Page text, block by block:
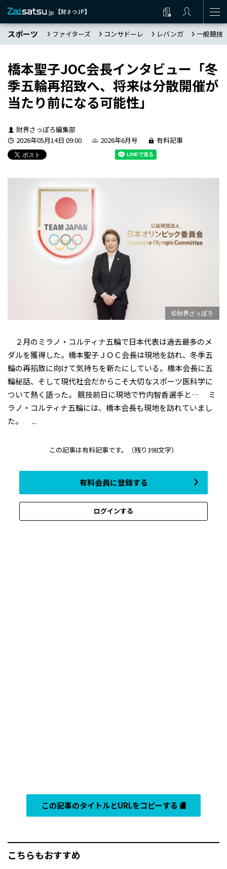
スポーツ ファイターズ コンサドーレ レバンガ 一般競技
橋本聖子JOC会長インタビュー「冬
季五輪再招致へ、将来は分散開催が
当たり前になる可能性」
財界さっぽろ編集部
2026年05月14日 09:00
2026年6月号 有料記事
©財界さっぽろ
２月のミラノ・コルティナ五輪で日本代表は過去最多のメ
ダルを獲得した。橋本聖子ＪＯＣ会長は現地を訪れ、冬季五
輪の再招致に向けて気持ちを新たにしている。橋本会長に五
輪秘話、そして現代社会だからこそ大切なスポーツ医科学に
ついて熱く語った。 競技前日に現地で竹内智香選手と… ――ミ
ラノ・コルティナ五輪には、橋本会長も現地を訪れていまし
た。 ...
この記事は有料記事です。 （残り398文字）
有料会員に登録する
ログインする
この記事のタイトルとURLをコピーする
こちらもおすすめ